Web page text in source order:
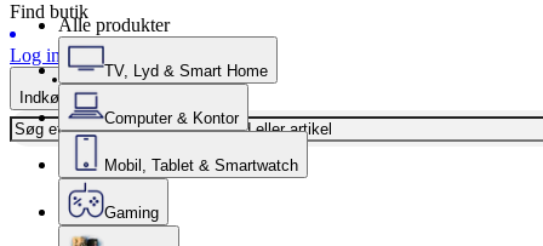
Find butik
Log ind
Indkøbskurv
Alle produkter
TV, Lyd & Smart Home
Computer & Kontor
Mobil, Tablet & Smartwatch
Gaming